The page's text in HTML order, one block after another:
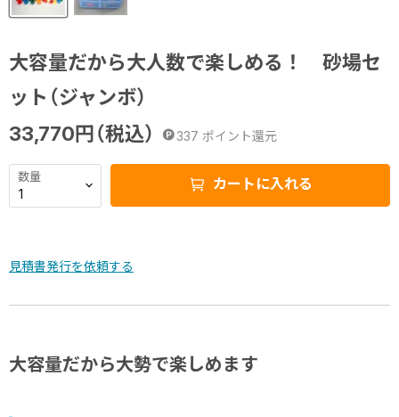
大容量だから大人数で楽しめる！ 砂場セ
ット（ジャンボ）
33,770円（税込） 337 ポイント還元
数量 カートに入れる
見積書発行を依頼する
大容量だから大勢で楽しめます